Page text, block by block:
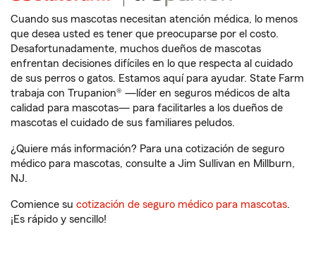
Cuando sus mascotas necesitan atención médica, lo menos
que desea usted es tener que preocuparse por el costo.
Desafortunadamente, muchos dueños de mascotas
enfrentan decisiones difíciles en lo que respecta al cuidado
de sus perros o gatos. Estamos aquí para ayudar. State Farm
trabaja con Trupanion® —líder en seguros médicos de alta
calidad para mascotas— para facilitarles a los dueños de
mascotas el cuidado de sus familiares peludos.
¿Quiere más información? Para una cotización de seguro
médico para mascotas, consulte a Jim Sullivan en Millburn,
NJ.
Comience su cotización de seguro médico para mascotas.
¡Es rápido y sencillo!